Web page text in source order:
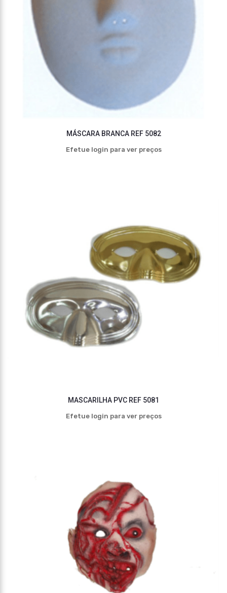
MÁSCARA BRANCA REF 5082
Efetue login para ver preços
MASCARILHA PVC REF 5081
Efetue login para ver preços